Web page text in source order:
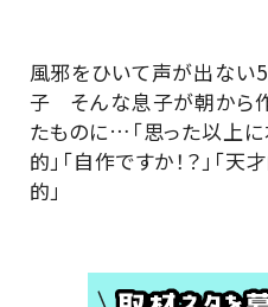
風邪をひいて声が出ない
子 そんな息子が朝から
たものに…「思った以上
的」「自作ですか！？」「天
的」